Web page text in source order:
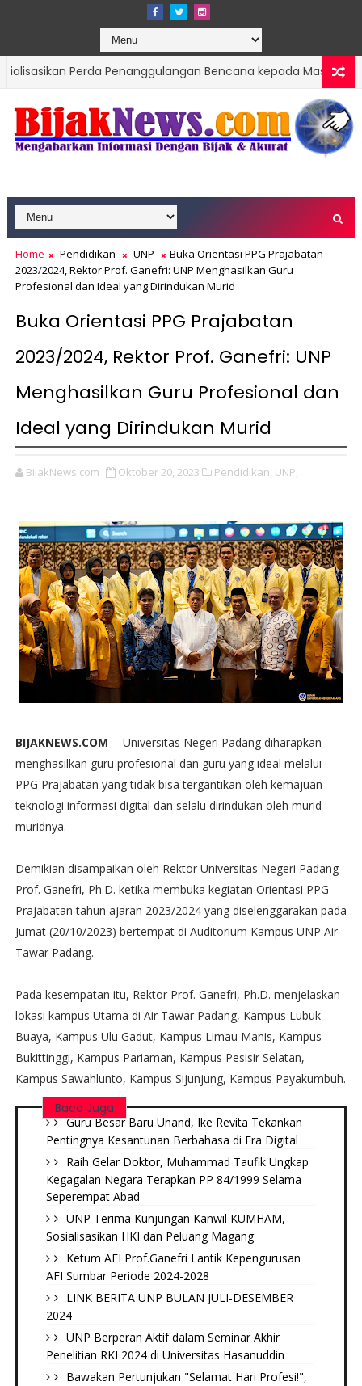
Penanggulangan Bencana kepada Masyarakat Ketaping
Home Pendidikan UNP
Buka Orientasi PPG Prajabatan
2023/2024, Rektor Prof. Ganefri: UNP Menghasilkan Guru
Profesional dan Ideal yang Dirindukan Murid
Buka Orientasi PPG Prajabatan
2023/2024, Rektor Prof. Ganefri: UNP
Menghasilkan Guru Profesional dan
Ideal yang Dirindukan Murid
BijakNews.com Oktober 20, 2023 Pendidikan, UNP,
BIJAKNEWS.COM -- Universitas Negeri Padang diharapkan
menghasilkan guru profesional dan guru yang ideal melalui
PPG Prajabatan yang tidak bisa tergantikan oleh kemajuan
teknologi informasi digital dan selalu dirindukan oleh murid-
muridnya.
Demikian disampaikan oleh Rektor Universitas Negeri Padang
Prof. Ganefri, Ph.D. ketika membuka kegiatan Orientasi PPG
Prajabatan tahun ajaran 2023/2024 yang diselenggarakan pada
Jumat (20/10/2023) bertempat di Auditorium Kampus UNP Air
Tawar Padang.
Pada kesempatan itu, Rektor Prof. Ganefri, Ph.D. menjelaskan
lokasi kampus Utama di Air Tawar Padang, Kampus Lubuk
Buaya, Kampus Ulu Gadut, Kampus Limau Manis, Kampus
Bukittinggi, Kampus Pariaman, Kampus Pesisir Selatan,
Kampus Sawahlunto, Kampus Sijunjung, Kampus Payakumbuh.
Baca Juga
Guru Besar Baru Unand, Ike Revita Tekankan
Pentingnya Kesantunan Berbahasa di Era Digital
Raih Gelar Doktor, Muhammad Taufik Ungkap
Kegagalan Negara Terapkan PP 84/1999 Selama
Seperempat Abad
UNP Terima Kunjungan Kanwil KUMHAM,
Sosialisasikan HKI dan Peluang Magang
Ketum AFI Prof.Ganefri Lantik Kepengurusan
AFI Sumbar Periode 2024-2028
LINK BERITA UNP BULAN JULI-DESEMBER
2024
UNP Berperan Aktif dalam Seminar Akhir
Penelitian RKI 2024 di Universitas Hasanuddin
Bawakan Pertunjukan "Selamat Hari Profesi!",